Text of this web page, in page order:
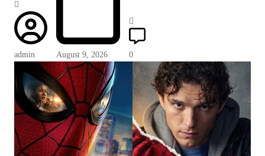
admin August 9, 2026 0